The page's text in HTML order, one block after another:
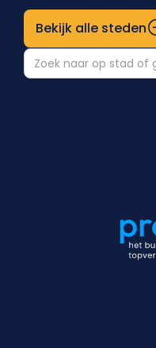
Bekijk alle steden